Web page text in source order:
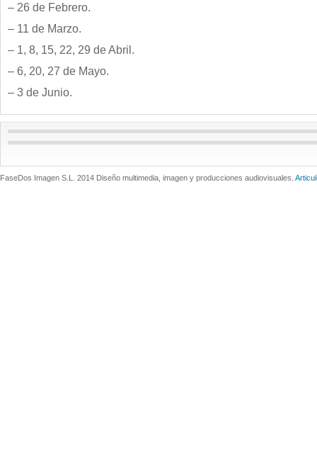
– 26 de Febrero.
– 11 de Marzo.
– 1, 8, 15, 22, 29 de Abril.
– 6, 20, 27 de Mayo.
– 3 de Junio.
FaseDos Imagen S.L. 2014 Diseño multimedia, imagen y producciones audiovisuales.